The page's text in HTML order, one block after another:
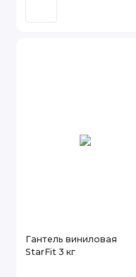
Гантель виниловая
StarFit 3 кг